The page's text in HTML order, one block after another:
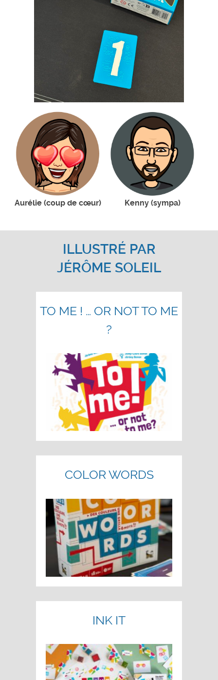
Aurélie (coup de cœur) Kenny (sympa)
ILLUSTRÉ PAR
JÉRÔME SOLEIL
TO ME ! … OR NOT TO ME
?
COLOR WORDS
INK IT